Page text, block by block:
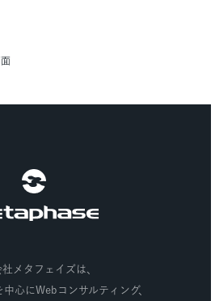
社メタフェイズ
メタフェイズは、
心にWebコンサルティング、